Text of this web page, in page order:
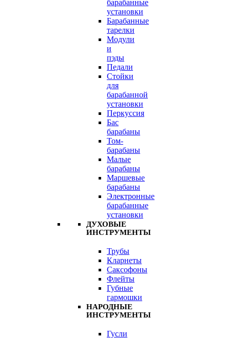
барабанные
установки
Барабанные
тарелки
Модули
и
пэды
Педали
Стойки
для
барабанной
установки
Перкуссия
Бас
барабаны
Том-
барабаны
Малые
барабаны
Маршевые
барабаны
Электронные
барабанные
установки
ДУХОВЫЕ
ИНСТРУМЕНТЫ
Трубы
Кларнеты
Саксофоны
Флейты
Губные
гармошки
НАРОДНЫЕ
ИНСТРУМЕНТЫ
Гусли